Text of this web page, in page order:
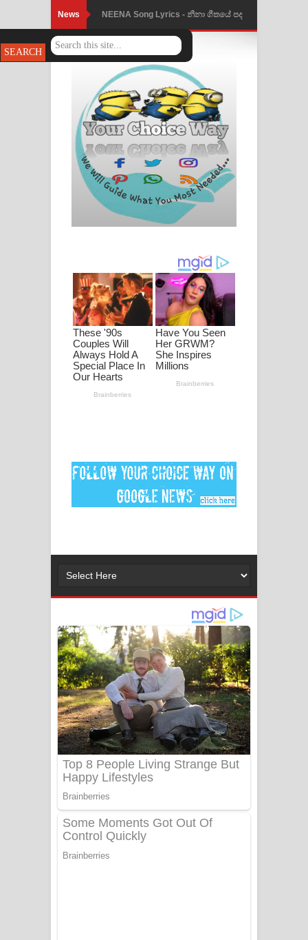
News Ahimi Wimai Himi Song Lyrics - අහිමි
විමයි හිමි ගීතයේ පද පෙළ
Mathaka Parana Song Lyrics - මතක
පාරනා ගීතයේ පද පෙළ
Nimnadhen Song Lyrics - නිම්නාදෙන්
ගීතයේ පද පෙළ
Obamai Mage Adare Song Lyrics -
ඔබමයි මගේ ආදරේ ගීතයේ පද පෙළ
ගීතයේ පද පෙළ
Ankeliya Song Lyrics - අංකෙළිය ගීතයේ
පද පෙළ
DEAR GOD Song Lyrics - ඩියර් ගෝඩ්
ගීතයේ පද පෙළ
Dai Dai Lyrics - Shakira, Burna Boy |
2026 football world cup song lyrics
Niwuna Numba Hinda Song Lyrics -
නිවුනා නුඹ හින්දා ගීතයේ පද පෙළ
Numba Dun Aadare Song Lyrics - නුඹ
දුන් ආදරේ ගීතයේ පද පෙළ
Liyamuda Dan Anagathe Song Lyrics
- ලියමුද දැන් අනාගතේ ගීතයේ පද පෙළ
Doni Song Lyrics - දෝණි ගීතයේ පද
පෙළ